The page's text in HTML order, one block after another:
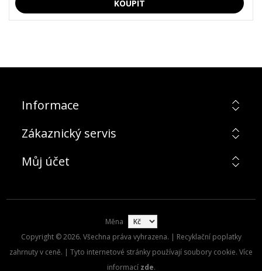
Informace
Zákaznický servis
Můj účet
Měna
Copyright © 2026. Všechna práva vyhrazena. | Recyklační poplatky
zahrnuty v ceně. | Tyto internetové stránky používají soubory cookie. Více
informací zde.